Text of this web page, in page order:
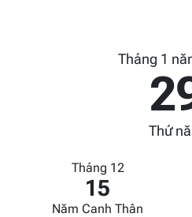
Tháng 1
Thứ
Tháng 12
15
Năm Canh Thân